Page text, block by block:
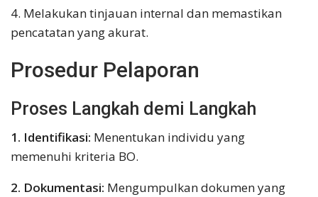
4. Melakukan tinjauan internal dan memastikan
pencatatan yang akurat.
Prosedur Pelaporan
Proses Langkah demi Langkah
1. Identifikasi: Menentukan individu yang
memenuhi kriteria BO.
2. Dokumentasi: Mengumpulkan dokumen yang